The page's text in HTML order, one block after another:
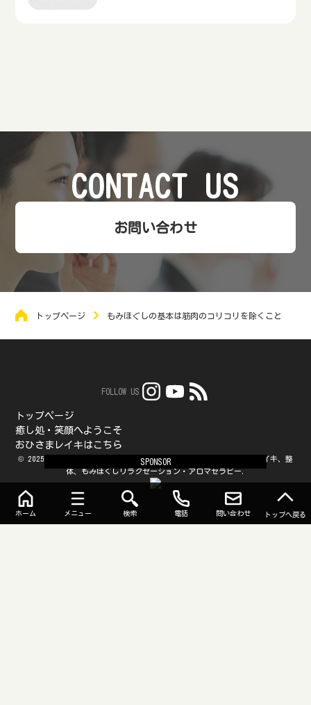
CONTACT US
お問い合わせ
トップページ もみほぐしの基本は筋肉のコリコリを除くこと
FOLLOW US
トップページ
癒し処・笑顔へようこそ
おひさまレイキはこちら
© 2025 癒しの森（枚方市御殿山の癒し処・笑顔とおひさまレイキ）レイキ、整
体、もみほぐしリラクゼーション・アロマセラピー.
ホーム メニュー 検索 電話 問い合わせ トップへ戻る
SPONSOR